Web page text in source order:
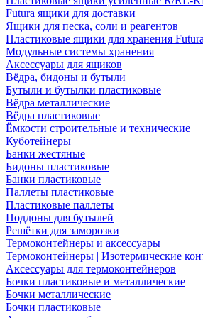
Futura ящики для доставки
Ящики для песка, соли и реагентов
Пластиковые ящики для хранения
Модульные системы хранения
Аксессуары для ящиков
Вёдра, бидоны и бутыли
Бутыли и бутылки пластиковые
Вёдра металлические
Вёдра пластиковые
Ёмкости строительные и технические
Куботейнеры
Банки жестяные
Бидоны пластиковые
Банки пластиковые
Паллеты пластиковые
Пластиковые паллеты
Поддоны для бутылей
Решётки для заморозки
Термоконтейнеры и аксессуары
Термоконтейнеры | Изотермические
Аксессуары для термоконтейнеров
Бочки пластиковые и металлические
Бочки металлические
Бочки пластиковые